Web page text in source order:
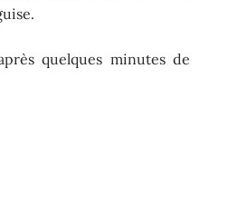
quelques minutes de